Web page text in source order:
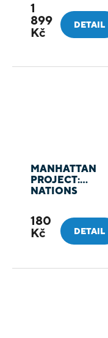
1
899
Kč
DETAIL
MANHATTAN
PROJECT:
NATIONS
180
Kč
DETAIL